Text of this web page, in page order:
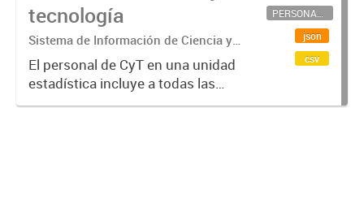
tecnología
Sistema de Información de Ciencia y
Tecnología Argentino (SICYTAR)
El personal de CyT en una unidad
estadística incluye a todas las
personas involucradas
PERSONAL CIENTÍFICO-TECNOLÓGICO
json
csv